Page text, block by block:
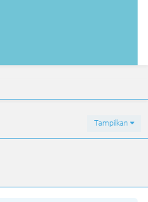
Tampilkan